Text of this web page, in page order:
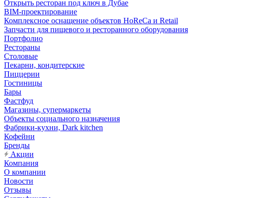
Открыть ресторан под ключ в Дубае
BIM-проектирование
Комплексное оснащение объектов HoReCa и Retail
Запчасти для пищевого и ресторанного оборудования
Портфолио
Рестораны
Столовые
Пекарни, кондитерские
Пиццерии
Гостиницы
Бары
Фастфуд
Магазины, супермаркеты
Объекты социального назначения
Фабрики-кухни, Dark kitchen
Кофейни
Бренды
Акции
Компания
О компании
Новости
Отзывы